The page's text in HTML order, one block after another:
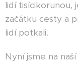
lidí tisícikorunou,
začátku cesty a
lidí potkali.
Nyní jsme na